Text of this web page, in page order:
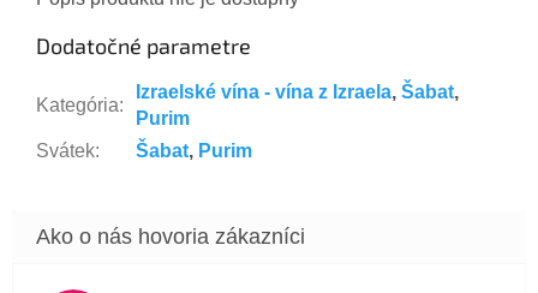
Dodatočné parametre
Kategória:
Izraelské vína - vína z Izraela, Šabat,
Purim
Svátek: Šabat, Purim